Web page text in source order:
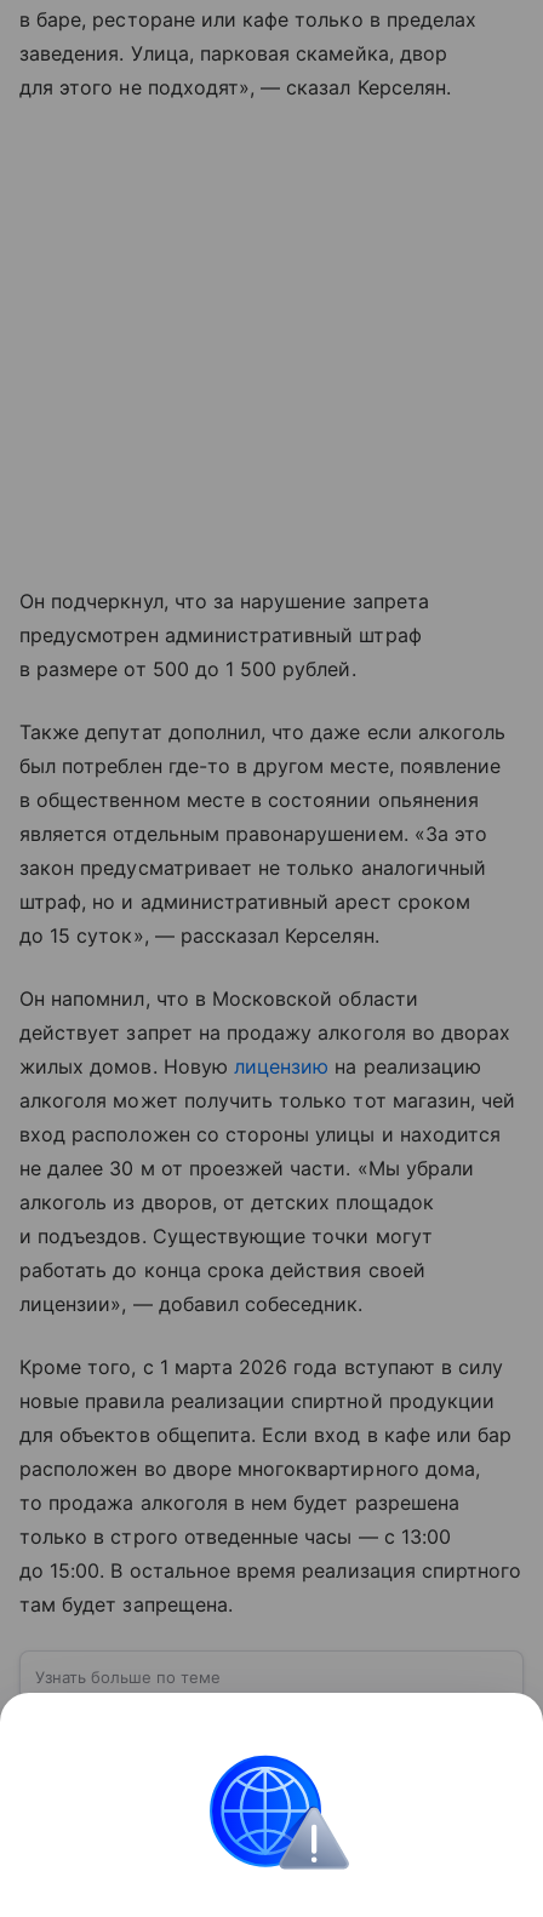
в баре, ресторане или кафе только в пределах
заведения. Улица, парковая скамейка, двор
для этого не подходят», — сказал Керселян.
Он подчеркнул, что за нарушение запрета
предусмотрен административный штраф
в размере от 500 до 1 500 рублей.
Также депутат дополнил, что даже если алкоголь
был потреблен где-то в другом месте, появление
в общественном месте в состоянии опьянения
является отдельным правонарушением. «За это
закон предусматривает не только аналогичный
штраф, но и административный арест сроком
до 15 суток», — рассказал Керселян.
Он напомнил, что в Московской области
действует запрет на продажу алкоголя во дворах
жилых домов. Новую лицензию на реализацию
алкоголя может получить только тот магазин, чей
вход расположен со стороны улицы и находится
не далее 30 м от проезжей части. «Мы убрали
алкоголь из дворов, от детских площадок
и подъездов. Существующие точки могут
работать до конца срока действия своей
лицензии», — добавил собеседник.
Кроме того, с 1 марта 2026 года вступают в силу
новые правила реализации спиртной продукции
для объектов общепита. Если вход в кафе или бар
расположен во дворе многоквартирного дома,
то продажа алкоголя в нем будет разрешена
только в строго отведенные часы — с 13:00
до 15:00. В остальное время реализация спиртного
там будет запрещена.
Узнать больше по теме
В статье расскажем, кому нужна лицензия, а также
выделим особенности, которые необходимо
учитывать при ее получении.